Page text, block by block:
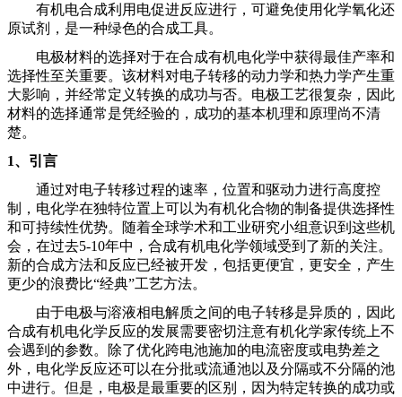
有机电合成利用电促进反应进行，可避免使用化学氧化还
原试剂，是一种绿色的合成工具。
电极材料的选择对于在合成有机电化学中获得最佳产率和
选择性至关重要。该材料对电子转移的动力学和热力学产生重
大影响，并经常定义转换的成功与否。电极工艺很复杂，因此
材料的选择通常是凭经验的，成功的基本机理和原理尚不清
楚。
1、引言
通过对电子转移过程的速率，位置和驱动力进行高度控
制，电化学在独特位置上可以为有机化合物的制备提供选择性
和可持续性优势。随着全球学术和工业研究小组意识到这些机
会，在过去5-10年中，合成有机电化学领域受到了新的关注。
新的合成方法和反应已经被开发，包括更便宜，更安全，产生
更少的浪费比“经典”工艺方法。
由于电极与溶液相电解质之间的电子转移是异质的，因此
合成有机电化学反应的发展需要密切注意有机化学家传统上不
会遇到的参数。除了优化跨电池施加的电流密度或电势差之
外，电化学反应还可以在分批或流通池以及分隔或不分隔的池
中进行。但是，电极是最重要的区别，因为特定转换的成功或